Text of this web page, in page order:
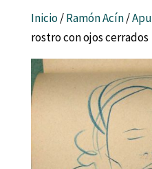
Inicio/Ramón Acín/
rostro con ojos cerrados